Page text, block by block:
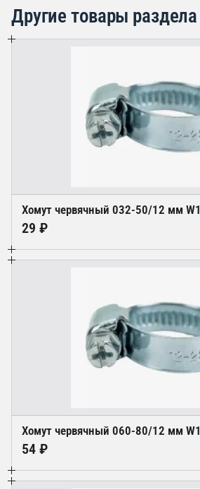
Другие товары раздела
Хомут червячный 032-50/12 мм W1
29 ₽
Хомут червячный 060-80/12 мм W1
54 ₽